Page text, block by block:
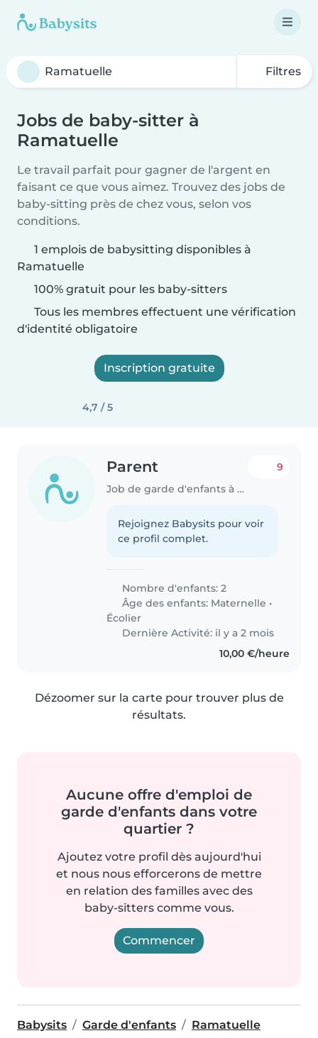
Filtres
Jobs de baby-sitter à
Ramatuelle
Le travail parfait pour gagner de l'argent en
faisant ce que vous aimez. Trouvez des jobs de
baby-sitting près de chez vous, selon vos
conditions.
1 emplois de babysitting disponibles à
Ramatuelle
100% gratuit pour les baby-sitters
Tous les membres effectuent une vérification
d'identité obligatoire
Inscription gratuite
4,7 / 5
Parent
Job de garde d'enfants à Ramatuelle
9
Rejoignez Babysits pour voir
ce profil complet.
Nombre d'enfants: 2
Âge des enfants: Maternelle •
Écolier
Dernière Activité: il y a 2 mois
10,00 €/heure
Dézoomer sur la carte pour trouver plus de
résultats.
Aucune offre d'emploi de
garde d'enfants dans votre
quartier ?
Ajoutez votre profil dès aujourd'hui
et nous nous efforcerons de mettre
en relation des familles avec des
baby-sitters comme vous.
Commencer
Babysits Garde d'enfants Ramatuelle